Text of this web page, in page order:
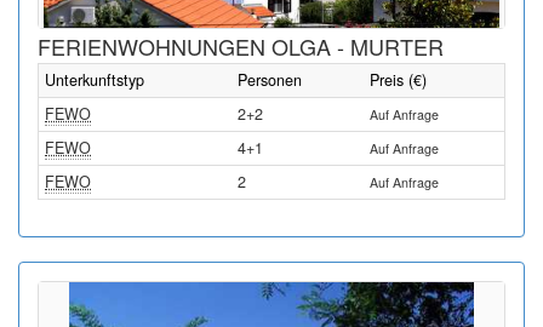
FERIENWOHNUNGEN OLGA - MURTER
Unterkunftstyp Personen
Preis (€)
FEWO
2+2 Auf Anfrage
FEWO 4+1 Auf Anfrage
FEWO 2 Auf Anfrage